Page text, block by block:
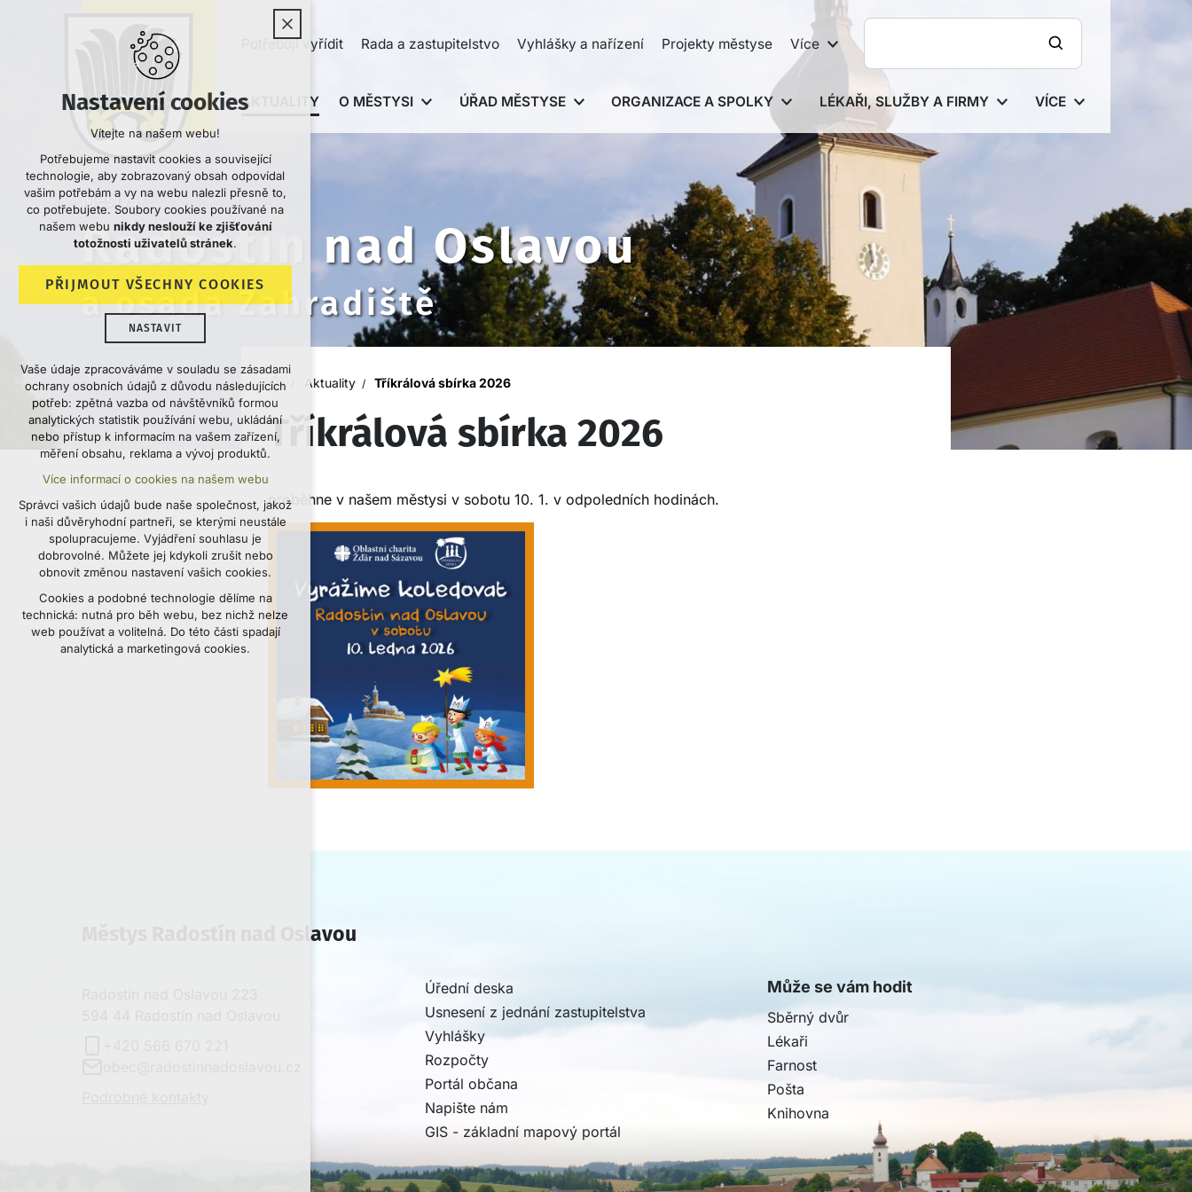
Potřebuji vyřídit Rada a zastupitelstvo Vyhlášky a nařízení Projekty městyse Více
AKTUALITY O MĚSTYSI ÚŘAD MĚSTYSE ORGANIZACE A SPOLKY LÉKAŘI, SLUŽBY A FIRMY VÍCE
Městys
Radostín nad Oslavou
a osada Zahradiště
Aktuality Tříkrálová sbírka 2026
Tříkrálová sbírka 2026
proběhne v našem městysi v sobotu 10. 1. v odpoledních hodinách.
Městys Radostín nad Oslavou
Úřední deska
Usnesení z jednání zastupitelstva
Vyhlášky
Rozpočty
Portál občana
Napište nám
GIS - základní mapový portál
Může se vám hodit
Sběrný dvůr
Lékaři
Farnost
Pošta
Knihovna
Nastavení cookies
Vítejte na našem webu!
Potřebujeme nastavit cookies a související
technologie, aby zobrazovaný obsah odpovídal
vašim potřebám a vy na webu nalezli přesně to,
co potřebujete. Soubory cookies používané na
našem webu nikdy neslouží ke zjišťování
totožnosti uživatelů stránek.
PŘIJMOUT VŠECHNY COOKIES
NASTAVIT
Technická cookies
nutná pro provozování webu
udržení kontextu stránek (session):
případná přihlášení, volby jazyka, apod.
Volitelná cookies
analytická pro anonymizované vyhodnocení
návštěvnosti
marketingová cookies (Google, Seznam,
Facebook)
Více informací o cookies na našem webu
PŘIJMOUT VŠECHNY COOKIES
ODMÍTNOUT VOLITELNÁ
Vaše údaje zpracováváme v souladu se zásadami
ochrany osobních údajů z důvodu následujících
potřeb: zpětná vazba od návštěvníků formou
analytických statistik používání webu, ukládání
nebo přístup k informacím na vašem zařízení,
měření obsahu, reklama a vývoj produktů.
Více informací o cookies na našem webu
Správci vašich údajů bude naše společnost, jakož
i naši důvěryhodní partneři, se kterými neustále
spolupracujeme. Vyjádření souhlasu je
dobrovolné. Můžete jej kdykoli zrušit nebo
obnovit změnou nastavení vašich cookies.
Cookies a podobné technologie dělíme na
technická: nutná pro běh webu, bez nichž nelze
web používat a volitelná. Do této části spadají
analytická a marketingová cookies.